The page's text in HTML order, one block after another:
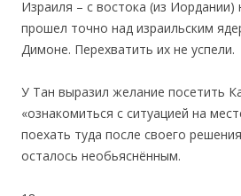
Израиля – с востока (из Иордании)
прошел точно над израильским
Димоне. Перехватить их не успели.
У Тан выразил желание посетить
«ознакомиться с ситуацией на
поехать туда после своего
осталось необьяснённым.